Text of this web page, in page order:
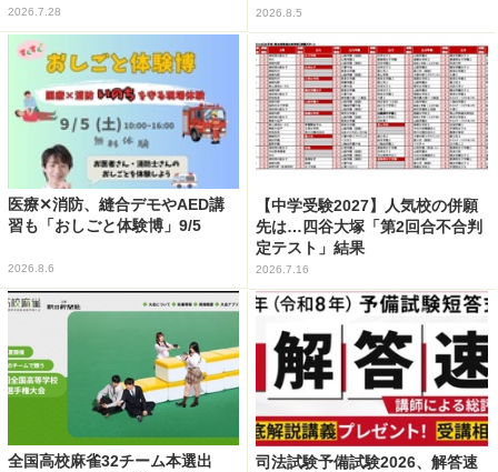
2026.7.28 2026.8.5
医療✕消防、縫合デモやAED講
習も「おしごと体験博」9/5
2026.8.6
【中学受験2027】人気校の併願
先は…四谷大塚「第2回合不合判
定テスト」結果
2026.7.16
全国高校麻雀32チーム本選出
司法試験予備試験2026、解答速